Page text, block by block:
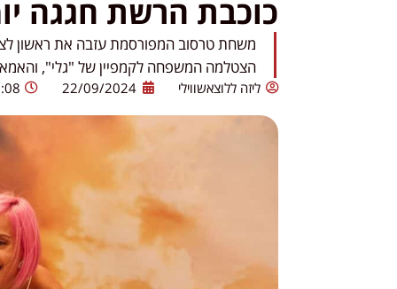
כוכבת הרשת חגגה
משחת טרסוב המפורסמת עזבה את ראשון
הצטלמה המשפחה לקמפיין של "גלי", והאמא
ליזה ללוצאשווילי 22/09/2024